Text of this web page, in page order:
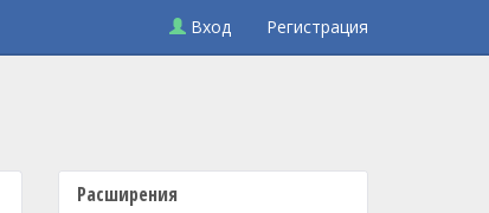
Вход Регистрация
Расширения